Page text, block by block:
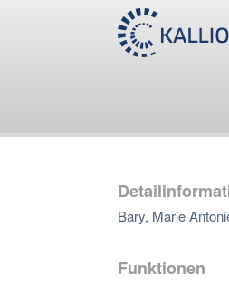
Bary, Marie
Funktionen